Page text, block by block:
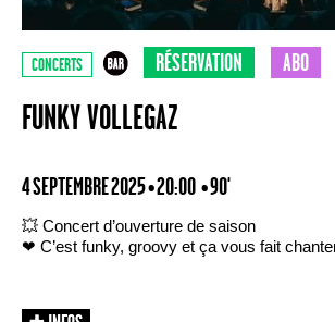
CONCERTS RÉSERVATION ABO
FUNKY VOLLEGAZ
4 SEPTEMBRE 2025 • 20:00 • 90'
💥 Concert d’ouverture de saison
❤ C’est funky, groovy et ça vous fait